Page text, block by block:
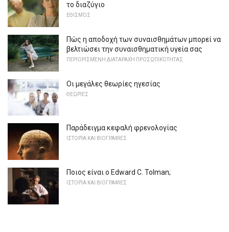
το διαζύγιο
ΕΘΙΣΜΌΣ
Πώς η αποδοχή των συναισθημάτων μπορεί να
βελτιώσει την συναισθηματική υγεία σας
ΠΕΡΙΟΡΙΣΜΈΝΗ ΔΙΑΤΑΡΑΧΉ ΠΡΟΣΩΠΙΚΌΤΗΤΑΣ
Οι μεγάλες θεωρίες ηγεσίας
ΘΕΩΡΊΕΣ
Παράδειγμα κεφαλή φρενολογίας
ΙΣΤΟΡΊΑ ΚΑΙ ΒΙΟΓΡΑΦΊΕΣ
Ποιος είναι ο Edward C. Tolman;
ΙΣΤΟΡΊΑ ΚΑΙ ΒΙΟΓΡΑΦΊΕΣ